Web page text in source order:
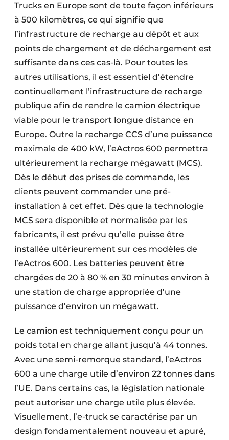
Trucks en Europe sont de toute façon inférieurs
à 500 kilomètres, ce qui signifie que
l’infrastructure de recharge au dépôt et aux
points de chargement et de déchargement est
suffisante dans ces cas-là. Pour toutes les
autres utilisations, il est essentiel d’étendre
continuellement l’infrastructure de recharge
publique afin de rendre le camion électrique
viable pour le transport longue distance en
Europe. Outre la recharge CCS d’une puissance
maximale de 400 kW, l’eActros 600 permettra
ultérieurement la recharge mégawatt (MCS).
Dès le début des prises de commande, les
clients peuvent commander une pré-
installation à cet effet. Dès que la technologie
MCS sera disponible et normalisée par les
fabricants, il est prévu qu’elle puisse être
installée ultérieurement sur ces modèles de
l’eActros 600. Les batteries peuvent être
chargées de 20 à 80 % en 30 minutes environ à
une station de charge appropriée d’une
puissance d’environ un mégawatt.
Le camion est techniquement conçu pour un
poids total en charge allant jusqu’à 44 tonnes.
Avec une semi-remorque standard, l’eActros
600 a une charge utile d’environ 22 tonnes dans
l’UE. Dans certains cas, la législation nationale
peut autoriser une charge utile plus élevée.
Visuellement, l’e-truck se caractérise par un
design fondamentalement nouveau et apuré,